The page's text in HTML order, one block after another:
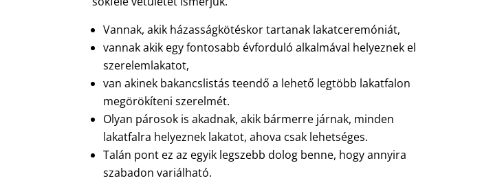
Vannak, akik házasságkötéskor tartanak lakatceremóniát,
vannak akik egy fontosabb évforduló alkalmával helyeznek el
szerelemlakatot,
van akinek bakancslistás teendő a lehető legtöbb lakatfalon
megörökíteni szerelmét.
Olyan párosok is akadnak, akik bármerre járnak, minden
lakatfalra helyeznek lakatot, ahova csak lehetséges.
Talán pont ez az egyik legszebb dolog benne, hogy annyira
szabadon variálható.